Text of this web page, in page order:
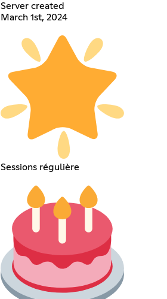
Server created
March 1st, 2024
Sessions régulière